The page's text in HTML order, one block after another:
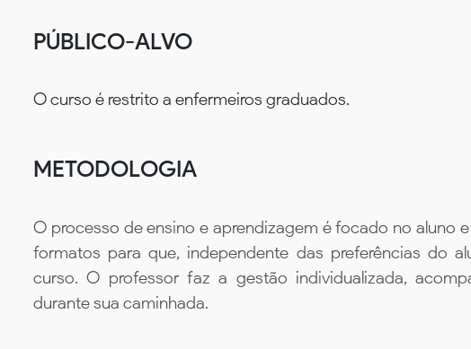
PÚBLICO-ALVO
O curso é restrito a enfermeiros graduados.
METODOLOGIA
O processo de ensino e aprendizagem é focado no aluno
formatos para que, independente das preferências do
curso. O professor faz a gestão individualizada,
durante sua caminhada.